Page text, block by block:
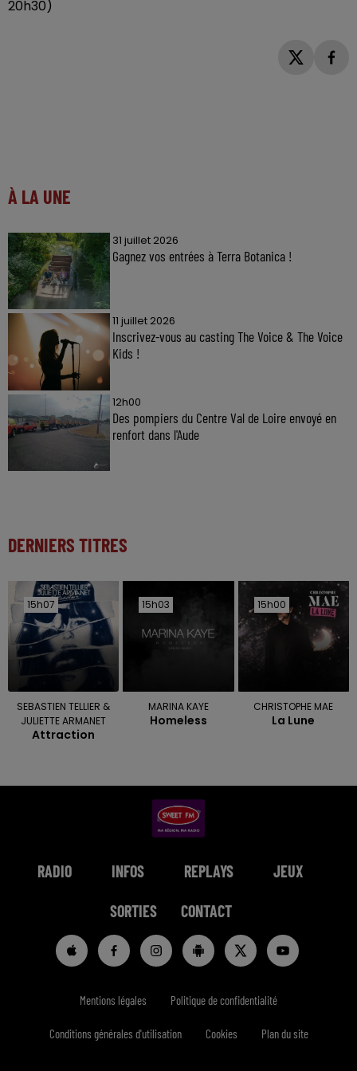
20h30)
À LA UNE
31 juillet 2026
Gagnez vos entrées à Terra Botanica !
11 juillet 2026
Inscrivez-vous au casting The Voice & The Voice
Kids !
12h00
Des pompiers du Centre Val de Loire envoyé en
renfort dans l'Aude
DERNIERS TITRES
15h07
15h07
SEBASTIEN TELLIER &
JULIETTE ARMANET
Attraction
15h03
15h03
MARINA KAYE
Homeless
15h00
15h00
CHRISTOPHE MAE
La Lune
RADIO INFOS REPLAYS JEUX
SORTIES CONTACT
Mentions légales Politique de confidentialité
Conditions générales d'utilisation Cookies Plan du site